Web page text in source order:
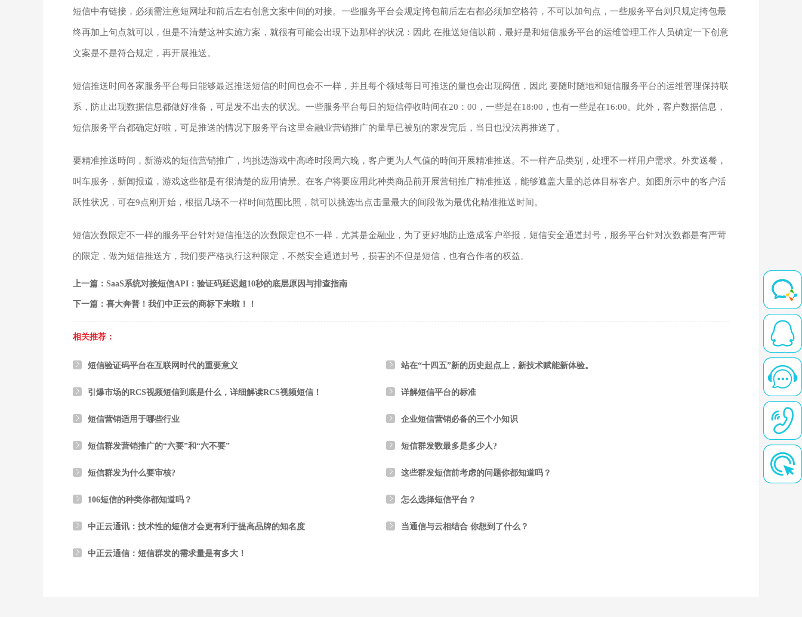
短信中有链接，必须需注意短网址和前后左右创意文案中间的对接。一些服务平台会规定挎包前后左右都必须加空格符，不可以加句点，一些服务平台则只规定挎包最
终再加上句点就可以，但是不清楚这种实施方案，就很有可能会出現下边那样的状况：因此 在推送短信以前，最好是和短信服务平台的运维管理工作人员确定一下创意
文案是不是符合规定，再开展推送。
短信推送时间各家服务平台每日能够最迟推送短信的时间也会不一样，并且每个领域每日可推送的量也会出现阀值，因此 要随时随地和短信服务平台的运维管理保持联
系，防止出现数据信息都做好准备，可是发不出去的状况。一些服务平台每日的短信停收時间在20：00，一些是在18:00，也有一些是在16:00。此外，客户数据信息，
短信服务平台都确定好啦，可是推送的情况下服务平台这里金融业营销推广的量早已被别的家发完后，当日也没法再推送了。
要精准推送時间，新游戏的短信营销推广，均挑选游戏中高峰时段周六晚，客户更为人气值的時间开展精准推送。不一样产品类别，处理不一样用户需求。外卖送餐，
叫车服务，新闻报道，游戏这些都是有很清楚的应用情景。在客户将要应用此种类商品前开展营销推广精准推送，能够遮盖大量的总体目标客户。如图所示中的客户活
跃性状况，可在9点刚开始，根据几场不一样时间范围比照，就可以挑选出点击量最大的间段做为最优化精准推送时间。
短信次数限定不一样的服务平台针对短信推送的次数限定也不一样，尤其是金融业，为了更好地防止造成客户举报，短信安全通道封号，服务平台针对次数都是有严苛
的限定，做为短信推送方，我们要严格执行这种限定，不然安全通道封号，损害的不但是短信，也有合作者的权益。
上一篇：SaaS系统对接短信API：验证码延迟超10秒的底层原因与排查指南
下一篇：喜大奔普！我们中正云的商标下来啦！！
相关推荐：
短信验证码平台在互联网时代的重要意义 站在“十四五”新的历史起点上，新技术赋能新体验。
引爆市场的RCS视频短信到底是什么，详细解读RCS视频短信！ 详解短信平台的标准
短信营销适用于哪些行业 企业短信营销必备的三个小知识
短信群发营销推广的“六要”和“六不要” 短信群发数最多是多少人?
短信群发为什么要审核? 这些群发短信前考虑的问题你都知道吗？
106短信的种类你都知道吗？ 怎么选择短信平台？
中正云通讯：技术性的短信才会更有利于提高品牌的知名度 当通信与云相结合 你想到了什么？
中正云通信：短信群发的需求量是有多大！